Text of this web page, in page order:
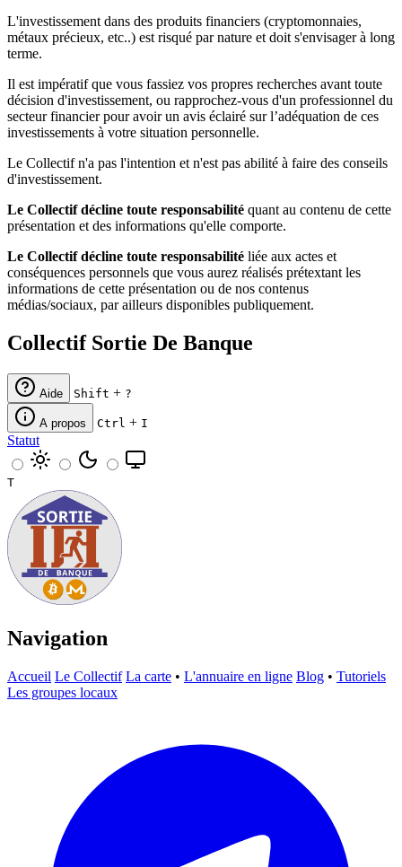
L'investissement dans des produits financiers (cryptomonnaies,
métaux précieux, etc..) est risqué par nature et doit s'envisager à long
terme.
Il est impératif que vous fassiez vos propres recherches avant toute
décision d'investissement, ou rapprochez-vous d'un professionnel du
secteur financier pour avoir un avis éclairé sur l’adéquation de ces
investissements à votre situation personnelle.
Le Collectif n'a pas l'intention et n'est pas abilité à faire des conseils
d'investissement.
Le Collectif décline toute responsabilité quant au contenu de cette
présentation et des informations qu'elle comporte.
Le Collectif décline toute responsabilité liée aux actes et
conséquences personnels que vous aurez réalisés prétextant les
informations de cette présentation ou de nos contenus
médias/sociaux, par ailleurs disponibles publiquement.
Collectif Sortie De Banque
Aide Shift + ?
A propos Ctrl + I
Statut
T
Navigation
Accueil Le Collectif La carte • L'annuaire en ligne Blog • Tutoriels
Les groupes locaux